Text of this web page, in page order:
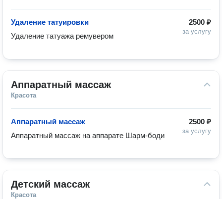
2500 ₽
за услугу
Удаление татуировки
Удаление татуажа ремувером
Аппаратный массаж
Красота
2500 ₽
за услугу
Аппаратный массаж
Аппаратный массаж на аппарате Шарм-боди
Детский массаж
Красота